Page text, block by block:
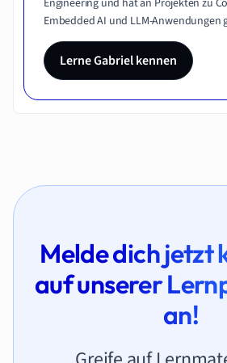
Embedded AI und LLM-Anwendungen
Lerne Gabriel kennen
Melde dich jetzt
auf unserer
an!